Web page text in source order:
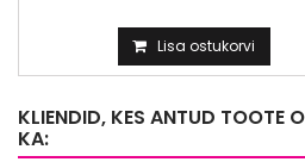
Lisa ostukorvi
KLIENDID, KES ANTUD TOOTE
KA: